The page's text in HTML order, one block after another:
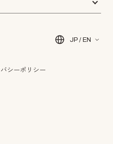
JP / EN
シーポリシー